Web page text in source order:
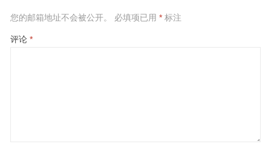
您的邮箱地址不会被公开。 必填项已用 *标注
评论 *